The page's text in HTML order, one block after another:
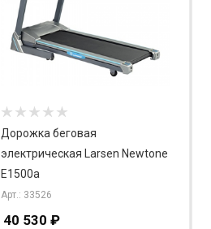
Дорожка беговая
электрическая Larsen Newtone
E1500a
Арт.: 33526
40 530 ₽